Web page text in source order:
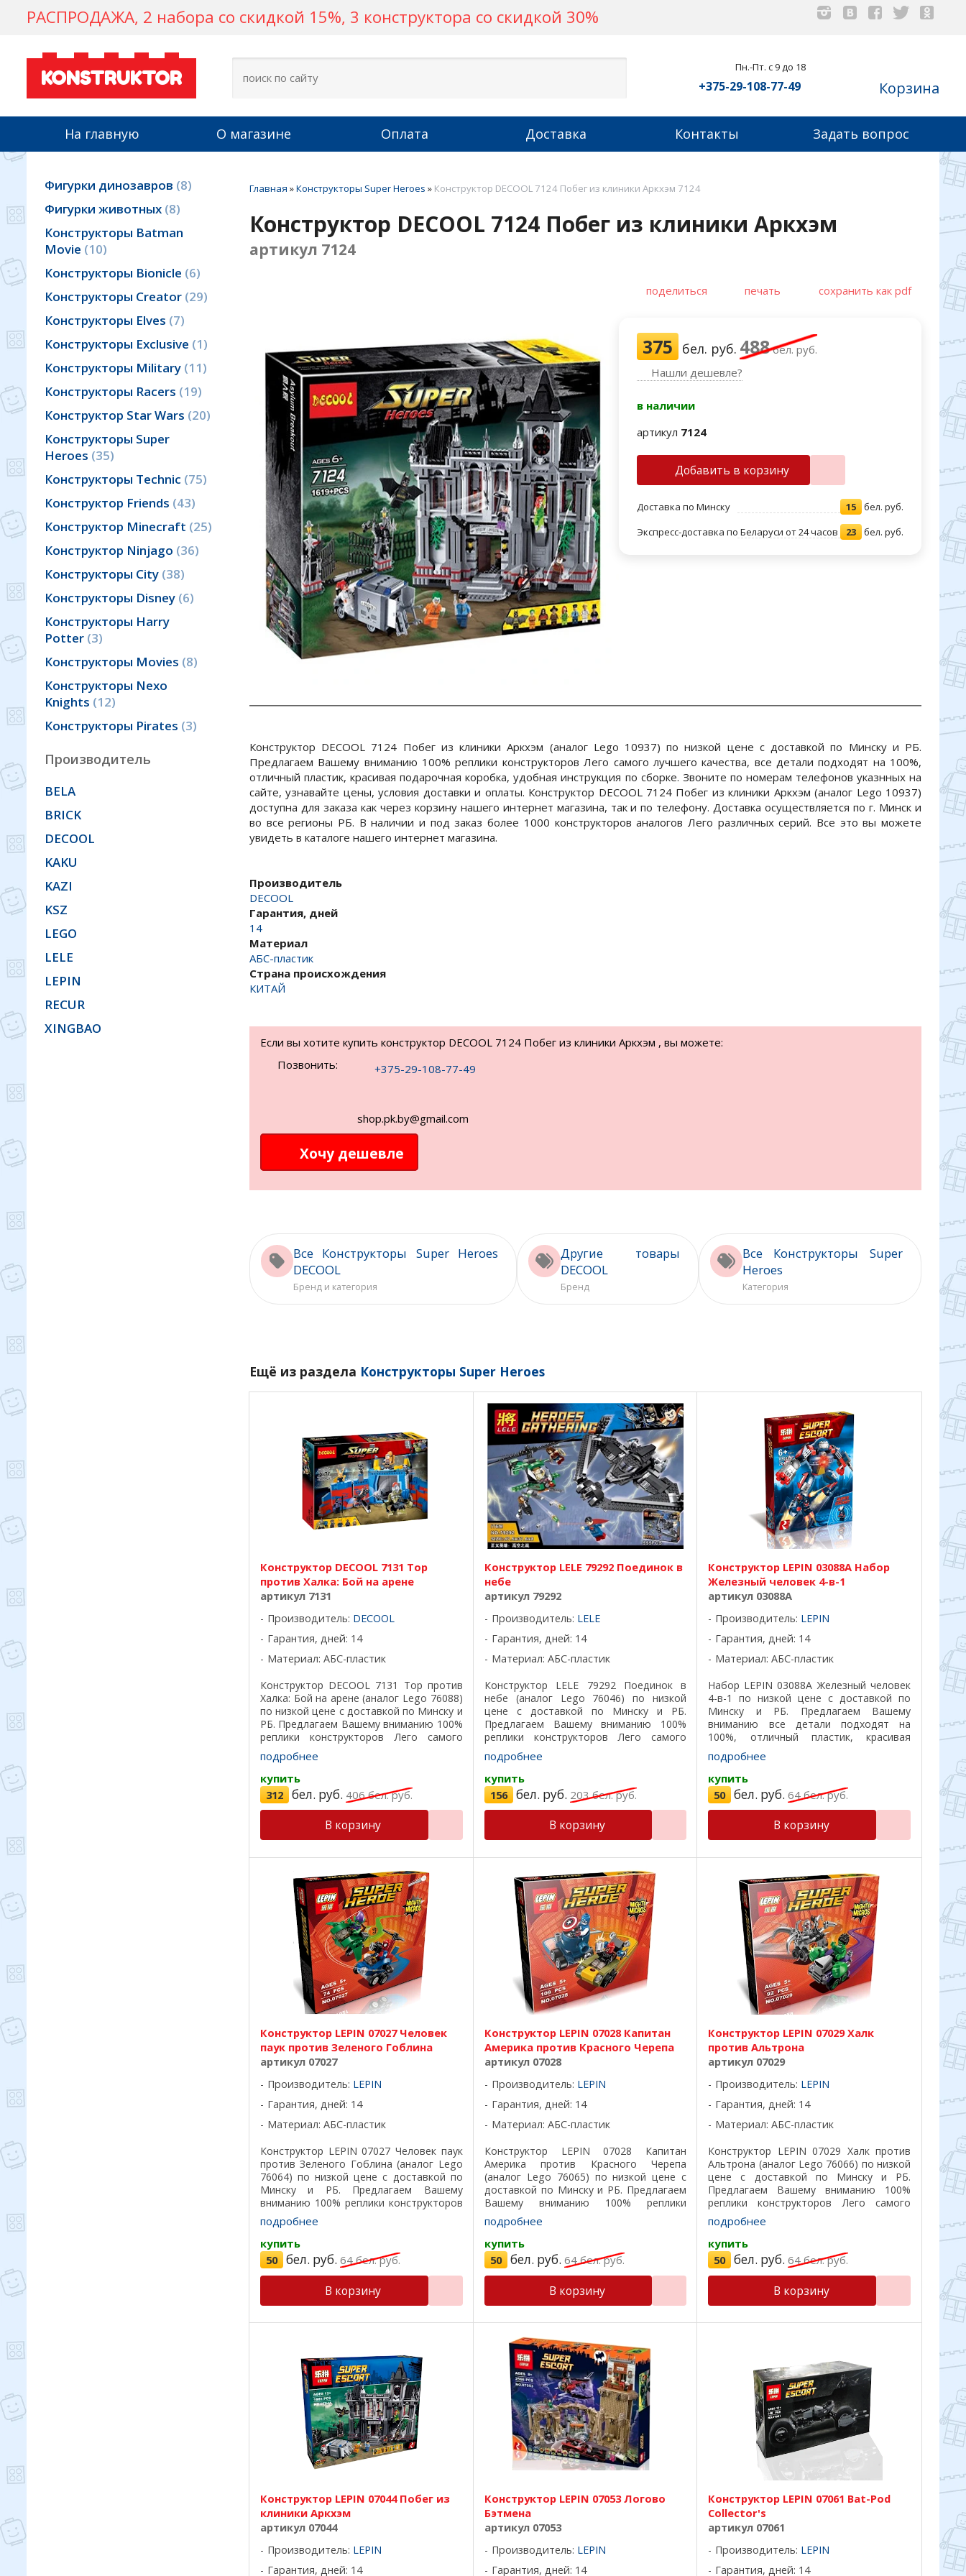
РАСПРОДАЖА, 2 набора со скидкой 15%, 3 конструктора со скидкой 30%
KONSTRUKTOR Пн.-Пт. с 9 до 18
+375-29-108-77-49 Корзина
На главную О магазине Оплата Доставка Контакты Задать вопрос
Фигурки динозавров 8
Фигурки животных 8
Конструкторы Batman
Movie 10
Конструкторы Bionicle 6
Конструкторы Creator 29
Конструкторы Elves 7
Конструкторы Exclusive 1
Конструкторы Military 11
Конструкторы Racers 19
Конструктор Star Wars 20
Конструкторы Super
Heroes 35
Конструкторы Technic 75
Конструктор Friends 43
Конструктор Minecraft 25
Конструктор Ninjago 36
Конструкторы City 38
Конструкторы Disney 6
Конструкторы Harry
Potter 3
Конструкторы Movies 8
Конструкторы Nexo
Knights 12
Конструкторы Pirates 3
Производитель
BELA
BRICK
DECOOL
KAKU
KAZI
KSZ
LEGO
LELE
LEPIN
RECUR
XINGBAO
Главная »Конструкторы Super Heroes » Конструктор DECOOL 7124 Побег из клиники Аркхэм 7124
Конструктор DECOOL 7124 Побег из клиники Аркхэм
артикул 7124
поделиться печать сохранить как pdf
375 бел. руб. 488бел. руб.
Нашли дешевле?
в наличии
артикул 7124
Добавить в корзину
Доставка по Минску 15
бел. руб.
Экспресс-доставка по Беларуси от 24 часов
23 бел. руб.
Конструктор DECOOL 7124 Побег из клиники Аркхэм (аналог Lego 10937) по низкой цене с доставкой по Минску и РБ.
Предлагаем Вашему вниманию 100% реплики конструкторов Лего самого лучшего качества, все детали подходят на 100%,
отличный пластик, красивая подарочная коробка, удобная инструкция по сборке. Звоните по номерам телефонов указнных на
сайте, узнавайте цены, условия доставки и оплаты. Конструктор DECOOL 7124 Побег из клиники Аркхэм (аналог Lego 10937)
доступна для заказа как через корзину нашего интернет магазина, так и по телефону. Доставка осуществляется по г. Минск и
во все регионы РБ. В наличии и под заказ более 1000 конструкторов аналогов Лего различных серий. Все это вы можете
увидеть в каталоге нашего интернет магазина.
Производитель
DECOOL
Гарантия, дней
14
Материал
АБС-пластик
Страна происхождения
КИТАЙ
Если вы хотите купить конструктор DECOOL 7124 Побег из клиники Аркхэм , вы можете:
Позвонить:
+375-29-108-77-49
shop.pk.by@gmail.com
Хочу дешевле
Все Конструкторы Super Heroes
DECOOL
Бренд и категория
Другие товары
DECOOL
Бренд
Все Конструкторы Super
Heroes
Категория
Ещё из раздела Конструкторы Super Heroes
Конструктор DECOOL 7131 Тор
против Халка: Бой на арене
артикул 7131
Производитель: DECOOL
Гарантия, дней: 14
Материал: АБС-пластик
Конструктор DECOOL 7131 Тор против
Халка: Бой на арене (аналог Lego 76088)
по низкой цене с доставкой по Минску и
РБ. Предлагаем Вашему вниманию 100%
реплики конструкторов Лего самого
лучшего качества, все детали подходят
на 100%, отличный пластик, ...
подробнее
купить
312 бел. руб. 406бел. руб.
В корзину
Конструктор LELE 79292 Поединок в
небе
артикул 79292
Производитель: LELE
Гарантия, дней: 14
Материал: АБС-пластик
Конструктор LELE 79292 Поединок в
небе (аналог Lego 76046) по низкой
цене с доставкой по Минску и РБ.
Предлагаем Вашему вниманию 100%
реплики конструкторов Лего самого
лучшего качества, все детали подходят
на 100%, отличный пластик, красивая ...
подробнее
купить
156 бел. руб. 203бел. руб.
В корзину
Конструктор LEPIN 03088A Набор
Железный человек 4-в-1
артикул 03088A
Производитель: LEPIN
Гарантия, дней: 14
Материал: АБС-пластик
Набор LEPIN 03088A Железный человек
4-в-1 по низкой цене с доставкой по
Минску и РБ. Предлагаем Вашему
вниманию все детали подходят на
100%, отличный пластик, красивая
подарочная коробка, удобная
инструкция по сборке. Звоните по
номерам телефонов ...
подробнее
купить
50 бел. руб. 64бел. руб.
В корзину
Конструктор LEPIN 07027 Человек
паук против Зеленого Гоблина
артикул 07027
Производитель: LEPIN
Гарантия, дней: 14
Материал: АБС-пластик
Конструктор LEPIN 07027 Человек паук
против Зеленого Гоблина (аналог Lego
76064) по низкой цене с доставкой по
Минску и РБ. Предлагаем Вашему
вниманию 100% реплики конструкторов
Лего самого лучшего качества, все
детали подходят на 100%, отличный ...
подробнее
купить
50 бел. руб. 64бел. руб.
В корзину
Конструктор LEPIN 07028 Капитан
Америка против Красного Черепа
артикул 07028
Производитель: LEPIN
Гарантия, дней: 14
Материал: АБС-пластик
Конструктор LEPIN 07028 Капитан
Америка против Красного Черепа
(аналог Lego 76065) по низкой цене с
доставкой по Минску и РБ. Предлагаем
Вашему вниманию 100% реплики
конструкторов Лего самого лучшего
качества, все детали подходят на 100%,
отличный ...
подробнее
купить
50 бел. руб. 64бел. руб.
В корзину
Конструктор LEPIN 07029 Халк
против Альтрона
артикул 07029
Производитель: LEPIN
Гарантия, дней: 14
Материал: АБС-пластик
Конструктор LEPIN 07029 Халк против
Альтрона (аналог Lego 76066) по низкой
цене с доставкой по Минску и РБ.
Предлагаем Вашему вниманию 100%
реплики конструкторов Лего самого
лучшего качества, все детали подходят
на 100%, отличный пластик, красивая ...
подробнее
купить
50 бел. руб. 64бел. руб.
В корзину
Конструктор LEPIN 07044 Побег из
клиники Аркхэм
артикул 07044
Производитель: LEPIN
Гарантия, дней: 14
Конструктор LEPIN 07053 Логово
Бэтмена
артикул 07053
Производитель: LEPIN
Гарантия, дней: 14
Конструктор LEPIN 07061 Bat-Pod
Collector's
артикул 07061
Производитель: LEPIN
Гарантия, дней: 14